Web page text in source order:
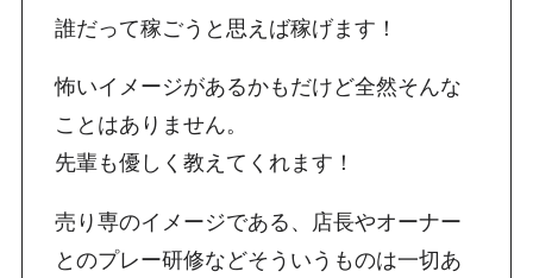
誰だって稼ごうと思えば稼げます！
怖いイメージがあるかもだけど全然そんな
ことはありません。
先輩も優しく教えてくれます！
売り専のイメージである、店長やオーナー
とのプレー研修などそういうものは一切あ